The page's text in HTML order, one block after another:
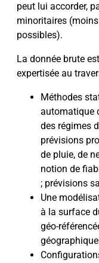
peut lui accorder,
minoritaires
possibles).
La donnée brute
expertisée au
Méthodes
automatique
des régimes
prévisions
de pluie, de
notion de
; prévisions
Une
à la surface
géo-